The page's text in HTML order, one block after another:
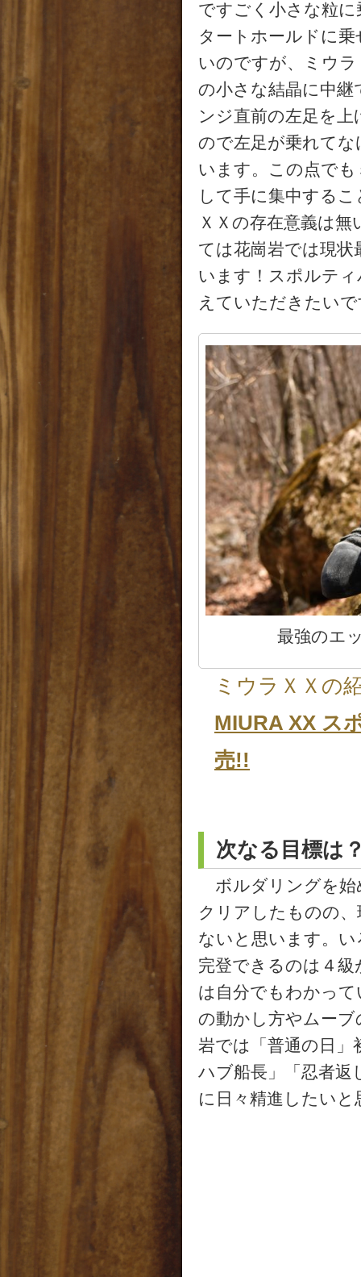
ですごく小さな粒
タートホールドに
いのですが、ミウ
の小さな結晶に中
ンジ直前の左足を
ので左足が乗れて
います。この点で
して手に集中する
ＸＸの存在意義は
ては花崗岩では現
います！スポルテ
えていただきたい
最強のエ
ミウラＸＸの
MIURA XX ス
売!!
次なる目標は
ボルダリングを始
クリアしたものの
ないと思います。
完登できるのは４
は自分でもわかっ
の動かし方やムー
岩では「普通の日
ハブ船長」「忍者返
に日々精進したいと